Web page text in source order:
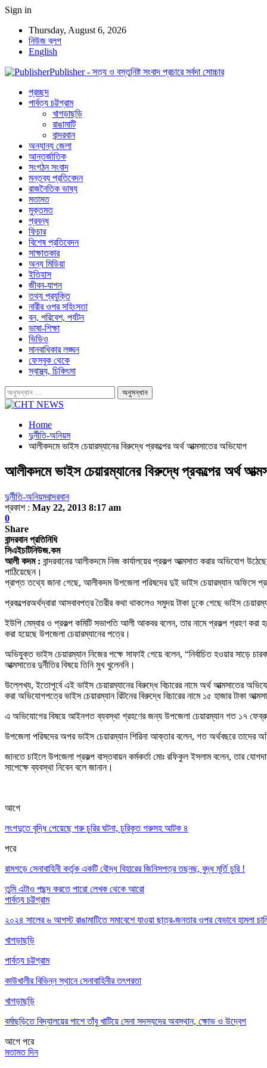
Sign in
Thursday, August 6, 2026
নিউজ ব্লগ
English
Publisher - সত্য ও বস্তুনিষ্ট সংবাদ প্রচারে সর্বদা সোচ্চার
প্রচ্ছদ
পার্বত্য চট্টগ্রাম
খাগড়াছড়ি
রাঙামাটি
বান্দরবান
অন্যান্য জেলা
আন্তর্জাতিক
সংগঠন সংবাদ
মন্তব্য প্রতিবেদন
রাজনৈতিক ভাষ্য
মতামত
মুক্তমত
প্রবন্ধ
ফিচার
বিশেষ প্রতিবেদন
সাক্ষাতকার
অন্য মিডিয়া
ইতিহাস
জীবন-যাপন
তথ্য প্রযুক্তি
নারীর ওপর সহিংসতা
বন, পরিবেশ, পর্যটন
ভাষা-শিক্ষা
ভিডিও
মানবাধিকার লঙ্ঘন
ফেসবুক থেকে
স্বাস্থ্য, চিকিৎসা
Home
দুর্নীতি-অনিয়ম
আলীকদমে ভাইস চেয়ারম্যানের বিরুদ্ধে প্রকল্পের অর্থ আত্মসাতের অভিযোগ
আলীকদমে ভাইস চেয়ারম্যানের বিরুদ্ধে প্রকল্পের অর্থ
দুর্নীতি-অনিয়মবান্দরবান
প্রকাশ : May 22, 2013 8:17 am
0
Share
বান্দরবান প্রতিনিধি
সিএইচটিনিউজ.কম
আলী কদম : বান্দরবানের আলীকদমে নিজ কার্যালয়ের প্রকল্প আত্মসাত করার অভিযোগ
পাঠিয়েছেন।
প্রাপ্ত তথ্যে জানা গেছে, আলীকদম উপজেলা পরিষদের দুই ভাইস চেয়ারম্যান অফিসে
প্রকল্পেরঅর্থদ্বারা আসবাবপত্র তৈরীর কথা থাকলেও সমুদয় টাকা ঢুকে গেছে ভাইস
ইউপি মেম্বার ও প্রকল্প কমিটি সভাপতি আলী আকবর বলেন, তার নামে প্রকল্প গ্রহণ করা
করা হয়েছে উপজেলা চেয়ারম্যানের পত্রে।
অভিযুক্ত ভাইস চেয়ারম্যান নিজের পক্ষে সাফাই গেয়ে বলেন, “নির্বাচিত হওয়ার সাড়ে
আত্মসাতের দুর্নীতির বিষয়ে তিনি মুখ খুলেননি।
উল্লেখ্য, ইতোপূর্বে এই ভাইস চেয়ারম্যানের বিরুদ্ধে বিচারের নামে অর্থ আত্মসাতের
করা অভিযোগপত্রে ভাইস চেয়ারম্যান রিটনের বিরুদ্ধে বিচারের নামে ১৫ হাজার টাকা
এ অভিযোগের বিষয়ে আইনগত ব্যবস্থা গ্রহণের জন্য উপজেলা চেয়ারম্যান গত ১৭
উপজেলা পরিষদের অপর ভাইস চেয়ারম্যান শিরিনা আক্তার বলেন, গত অর্থবছরে
জানতে চাইলে উপজেলা প্রকল্প বাস্তবায়ন কর্মকর্তা মোঃ রফিকুল ইসলাম বলেন, তার
সাপেক্ষে ব্যবস্থা নিবেন বলে জানান।
আগে
লংগদুতে বৃদ্ধি পেয়েছে গরু চুরির ঘটনা, চুরিকৃত গরুসহ আটক ৪
পরে
রামগড়ে সেনাবাহিনী কর্তৃক একটি বৌদ্ধ বিহারের জিনিসপত্র তছনছ, বুদ্ধ মূর্তি চুরি !
তুমি এটাও পছন্দ করতে পারো লেখক থেকে আরো
পার্বত্য চট্টগ্রাম
২০২৪ সালের ৬ আগস্ট রাঙামাটিতে সমাবেশে যাওয়া ছাত্র-জনতার ওপর যেভাবে হামলা
খাগড়াছড়ি
পার্বত্য চট্টগ্রাম
কাউখালীর বিভিন্ন স্থানে সেনাবাহিনীর তৎপরতা
খাগড়াছড়ি
বর্মাছড়িতে বিদ্যালয়ের পাশে তাঁবু খাটিয়ে সেনা সদস্যদের অবস্থান, ক্ষোভ ও উদ্বেগ
আগে পরে
মতামত দিন